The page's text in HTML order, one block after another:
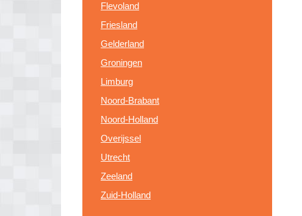
Flevoland
Friesland
Gelderland
Groningen
Limburg
Noord-Brabant
Noord-Holland
Overijssel
Utrecht
Zeeland
Zuid-Holland